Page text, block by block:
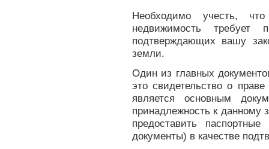
Необходимо учесть,
недвижимость требует
подтверждающих вашу
земли.
Один из главных
это свидетельство о
является основным
принадлежность к данному
предоставить
документы) в качестве